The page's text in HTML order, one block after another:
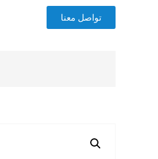
تواصل معنا